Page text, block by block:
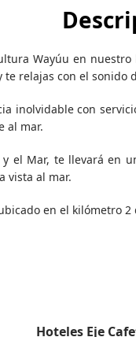
Wayúu en
relajas con el sonido
inolvidable con
al mar.
el Mar, te llevará en
vista al mar.
en el kilómetro
Hoteles Eje